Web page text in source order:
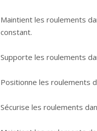
Maintient les roulements
constant.
Supporte les roulements
Positionne les roulements
Sécurise les roulements